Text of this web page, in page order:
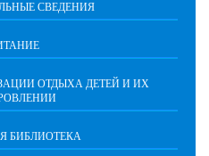
СВЕДЕНИЯ
ОТДЫХА ДЕТЕЙ И ИХ
БИБЛИОТЕКА